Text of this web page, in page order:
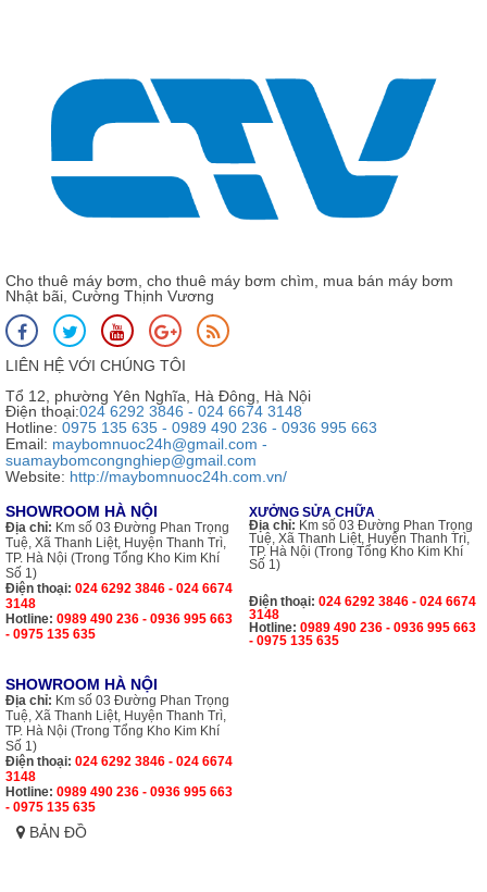
Cho thuê máy bơm, cho thuê máy bơm chìm, mua bán máy bơm
Nhật bãi, Cường Thịnh Vương
LIÊN HỆ VỚI CHÚNG TÔI
Tổ 12, phường Yên Nghĩa, Hà Đông, Hà Nội
Điện thoại:024 6292 3846 - 024 6674 3148
Hotline: 0975 135 635 - 0989 490 236 - 0936 995 663
Email: maybomnuoc24h@gmail.com -
suamaybomcongnghiep@gmail.com
Website: http://maybomnuoc24h.com.vn/
SHOWROOM HÀ NỘI
Địa chỉ: Km số 03 Đường Phan Trọng
Tuệ, Xã Thanh Liệt, Huyện Thanh Trì,
TP. Hà Nội (Trong Tổng Kho Kim Khí
Số 1)
Điện thoại: 024 6292 3846 - 024 6674
3148
Hotline: 0989 490 236 - 0936 995 663
- 0975 135 635
XƯỞNG SỬA CHỮA
Địa chỉ: Km số 03 Đường Phan Trọng
Tuệ, Xã Thanh Liệt, Huyện Thanh Trì,
TP. Hà Nội (Trong Tổng Kho Kim Khí
Số 1)
Điện thoại: 024 6292 3846 - 024 6674
3148
Hotline: 0989 490 236 - 0936 995 663
- 0975 135 635
SHOWROOM HÀ NỘI
Địa chỉ: Km số 03 Đường Phan Trọng
Tuệ, Xã Thanh Liệt, Huyện Thanh Trì,
TP. Hà Nội (Trong Tổng Kho Kim Khí
Số 1)
Điện thoại: 024 6292 3846 - 024 6674
3148
Hotline: 0989 490 236 - 0936 995 663
- 0975 135 635
BẢN ĐỒ